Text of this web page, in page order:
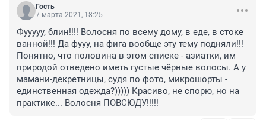
Гость
7 марта 2021, 18:25
Фууууу, блин!!!! Волосня по всему дому, в еде, в стоке
ванной!!! Да фууу, на фига вообще эту тему подняли!!!
Понятно, что половина в этом списке - азиатки, им
природой отведено иметь густые чёрные волосы. А у
мамани-декретницы, судя по фото, микрошорты -
единственная одежда?))))) Красиво, не спорю, но на
практике... Волосня ПОВСЮДУ!!!!!